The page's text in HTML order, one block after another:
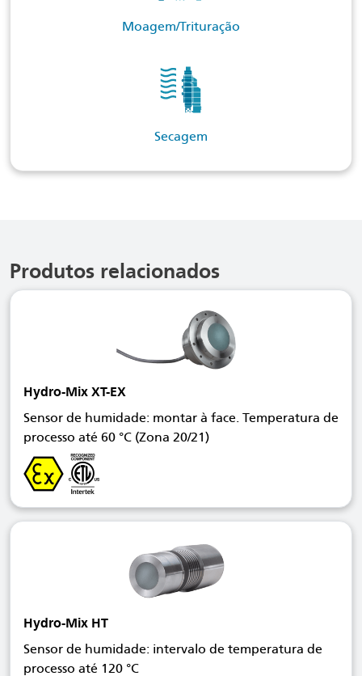
Moagem/Trituração
Secagem
Produtos relacionados
Hydro-Mix XT-EX
Sensor de humidade: montar à face. Temperatura de
processo até 60 °C (Zona 20/21)
Hydro-Mix HT
Sensor de humidade: intervalo de temperatura de
processo até 120 °C